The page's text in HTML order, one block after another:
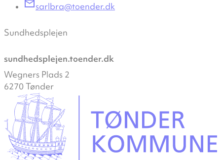
sarlbra@toender.dk
Sundhedsplejen
sundhedsplejen.toender.dk
Wegners Plads 2
6270 Tønder